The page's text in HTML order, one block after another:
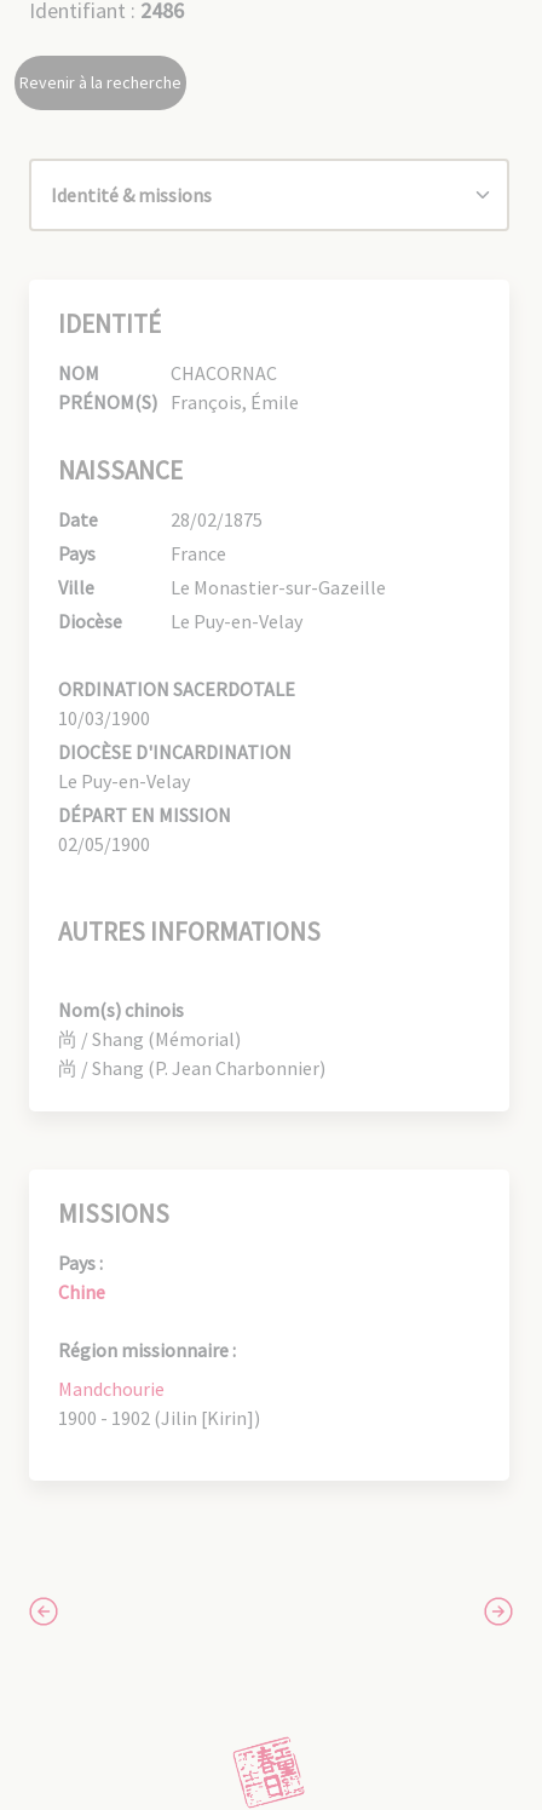
Identifiant : 2486
Revenir à la recherche
IDENTITÉ
NOM
CHACORNAC
PRÉNOM(S) François, Émile
NAISSANCE
Date
28/02/1875
Pays
France
Ville
Le Monastier-sur-Gazeille
Diocèse
Le Puy-en-Velay
ORDINATION SACERDOTALE
10/03/1900
DIOCÈSE D'INCARDINATION
Le Puy-en-Velay
DÉPART EN MISSION
02/05/1900
AUTRES INFORMATIONS
Nom(s) chinois
尚 / Shang (Mémorial)
尚 / Shang (P. Jean Charbonnier)
MISSIONS
Pays :
Chine
Région missionnaire :
Mandchourie
1900 - 1902 (Jilin [Kirin])